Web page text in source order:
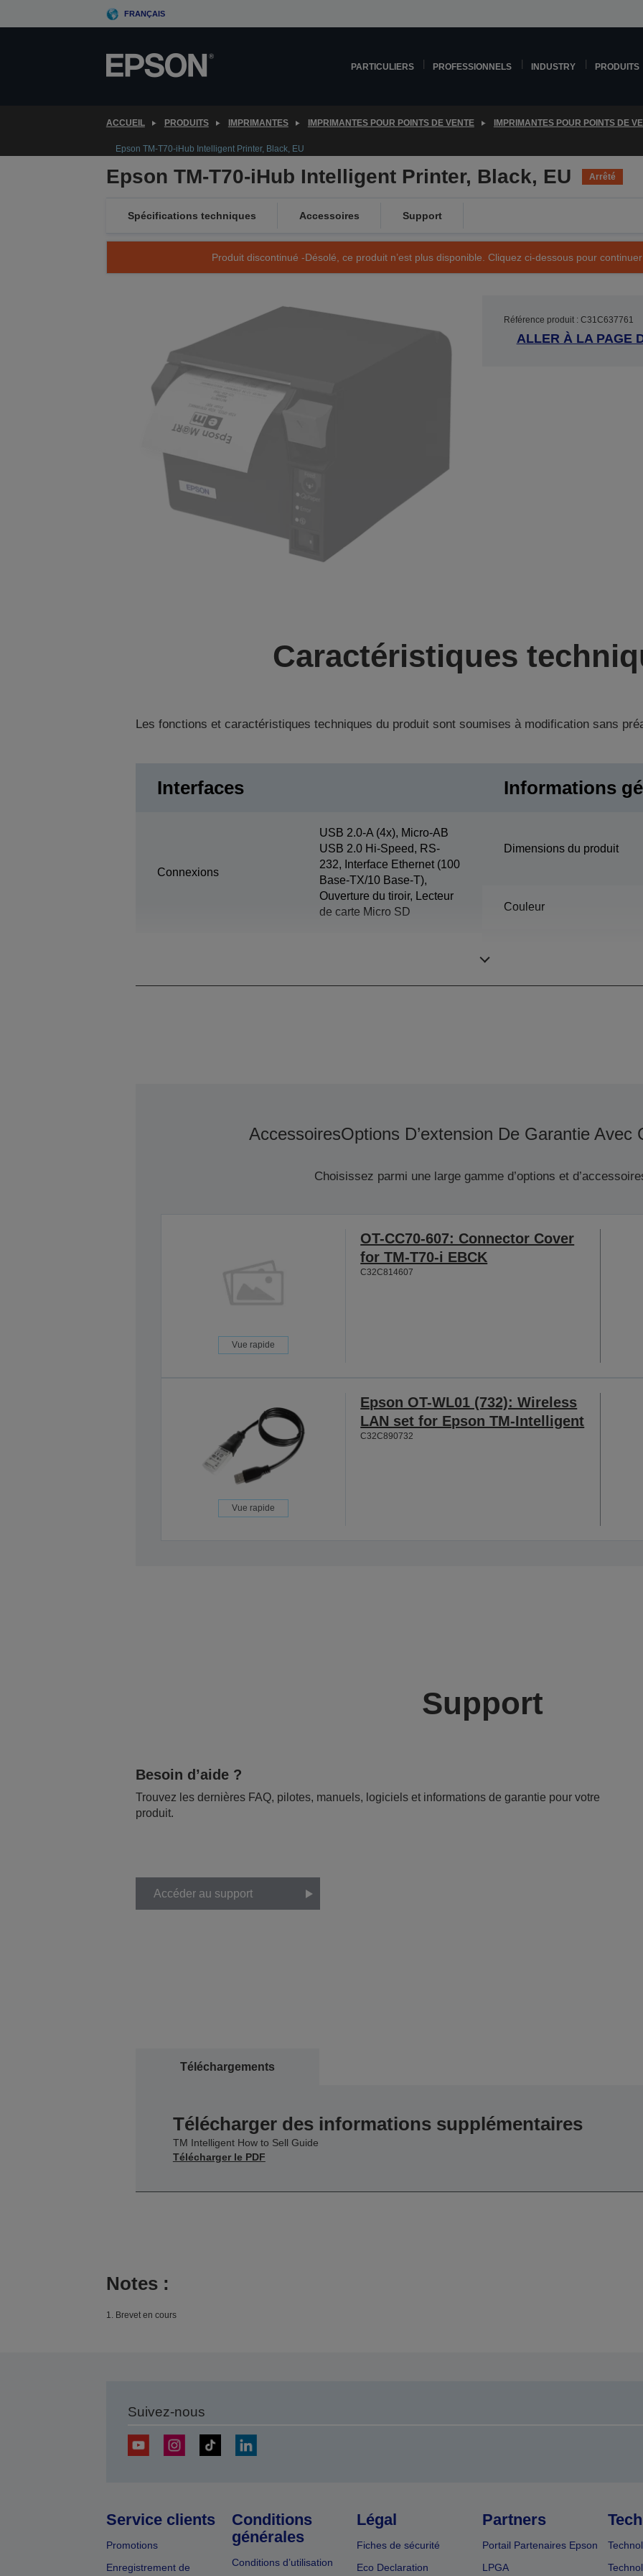
to
FRANÇAIS
PARTICULIERS PROFESSIONNELS INDUSTRY PRODUITS
ACCUEIL PRODUITS IMPRIMANTES IMPRIMANTES POUR POINTS DE VENTE IMPRIMANTES POUR POINTS DE
Epson TM-T70-iHub Intelligent Printer, Black, EU
Epson TM-T70-iHub Intelligent Printer, Black, EU Arrêté
Spécifications techniques Accessoires Support
Produit discontinué -Désolé, ce produit n’est plus disponible. Cliquez ci-dessous pour
Référence produit : C31C637761
ALLER À LA PAGE
Caractéristiques
Les fonctions et caractéristiques techniques du produit sont soumises à modification sans
Interfaces
Connexions
USB 2.0-A (4x), Micro-AB
USB 2.0 Hi-Speed, RS-
232, Interface Ethernet (100
Base-TX/10 Base-T),
Ouverture du tiroir, Lecteur
de carte Micro SD
Informations
Dimensions du produit
Couleur
AccessoiresOptions D’extension De Garantie Avec
Choisissez parmi une large gamme d’options et
Vue rapide
OT-CC70-607: Connector Cover
for TM-T70-i EBCK
C32C814607
Vue rapide
Epson OT-WL01 (732): Wireless
LAN set for Epson TM-Intelligent
C32C890732
Support
Besoin d’aide ?
Trouvez les dernières FAQ, pilotes, manuels, logiciels et informations de garantie pour votre
produit.
Accéder au support
Téléchargements
Télécharger des informations supplémentaires
TM Intelligent How to Sell Guide
Télécharger le PDF
Notes :
1. Brevet en cours
Suivez-nous
Service clients
Promotions
Enregistrement de
Conditions
générales
Conditions d’utilisation
Légal
Fiches de sécurité
Eco Declaration
Partners
Portail Partenaires Epson
LPGA